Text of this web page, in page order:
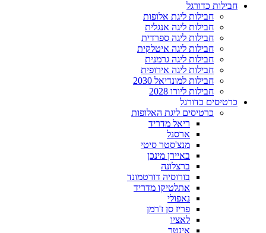
חבילות כדורגל
חבילות ליגת אלופות
חבילות ליגה אנגלית
חבילות ליגה ספרדית
חבילות ליגה איטלקית
חבילות ליגה גרמנית
חבילות ליגה אירופית
חבילות למונדיאל 2030
חבילות ליורו 2028
כרטיסים כדורגל
כרטיסים ליגת האלופות
ריאל מדריד
ארסנל
מנצ'סטר סיטי
באיירן מינכן
ברצלונה
בורוסיה דורטמונד
אתלטיקו מדריד
נאפולי
פריז סן ז'רמן
לאציו
אינטר